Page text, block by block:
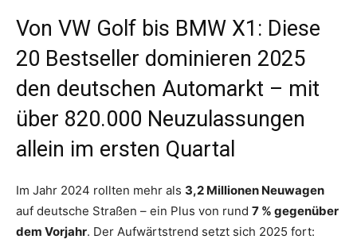
Von VW Golf bis BMW X1: Diese
20 Bestseller dominieren 2025
den deutschen Automarkt – mit
über 820.000 Neuzulassungen
allein im ersten Quartal
Im Jahr 2024 rollten mehr als 3,2 Millionen Neuwagen
auf deutsche Straßen – ein Plus von rund 7 % gegenüber
dem Vorjahr. Der Aufwärtstrend setzt sich 2025 fort: